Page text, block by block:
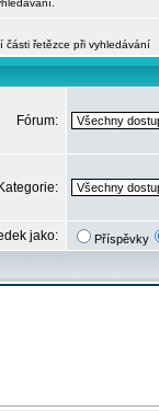
části řetězce při vyhledávání
Fórum:
Kategorie:
jako: Příspěvky